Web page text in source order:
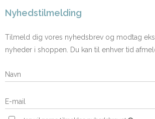
Nyhedstilmelding
Tilmeld dig vores nyhedsbrev og modtag
nyheder i shoppen. Du kan til enhver tid